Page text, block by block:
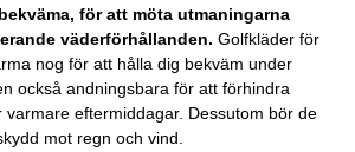
för att möta utmaningarna
väderförhållanden. Golfkläder för
nog för att hålla dig bekväm under
också andningsbara för att förhindra
varmare eftermiddagar. Dessutom bör de
mot regn och vind.